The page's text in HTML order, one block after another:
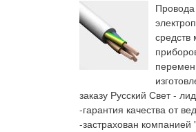
заказу Русский Свет -
-гарантия качества от
-застрахован компанией